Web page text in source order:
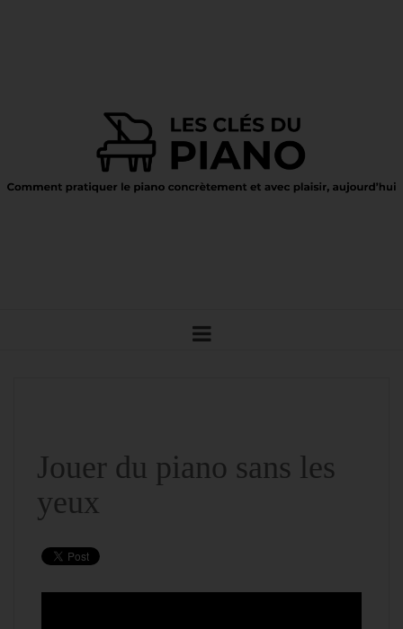
Jouer du piano sans les
yeux